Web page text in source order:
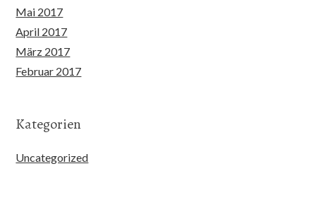
Mai 2017
April 2017
März 2017
Februar 2017
Kategorien
Uncategorized